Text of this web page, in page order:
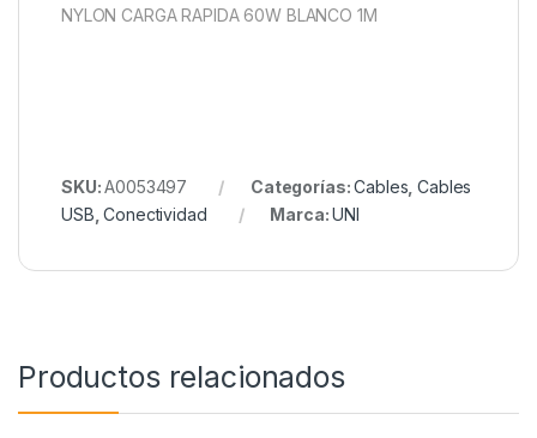
NYLON CARGA RAPIDA 60W BLANCO 1M
SKU:A0053497 Categorías:Cables ,Cables
USB ,Conectividad Marca:UNI
Productos relacionados